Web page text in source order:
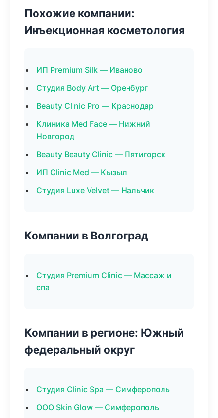
Похожие компании:
Инъекционная косметология
ИП Premium Silk — Иваново
Студия Body Art — Оренбург
Beauty Clinic Pro — Краснодар
Клиника Med Face — Нижний
Новгород
Beauty Beauty Clinic — Пятигорск
ИП Clinic Med — Кызыл
Студия Luxe Velvet — Нальчик
Компании в Волгоград
Студия Premium Clinic — Массаж и
спа
Компании в регионе: Южный
федеральный округ
Студия Clinic Spa — Симферополь
ООО Skin Glow — Симферополь